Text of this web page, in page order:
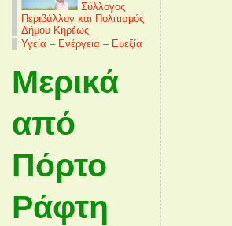
Σύλλογος
Περιβάλλον και Πολιτισμός
Δήμου Κηρέως
Υγεία – Ενέργεια – Ευεξία
Μερικά
από
Πόρτο
Ράφτη